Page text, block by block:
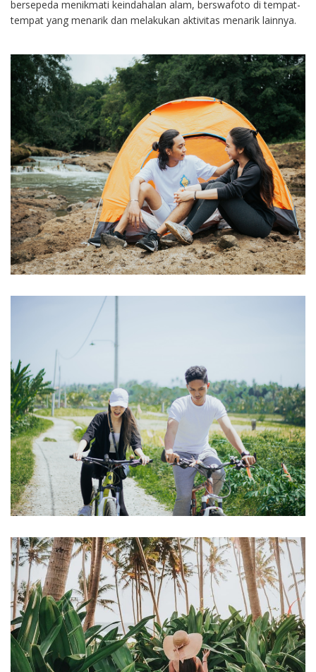
bersepeda menikmati keindahalan alam, berswafoto di tempat-
tempat yang menarik dan melakukan aktivitas menarik lainnya.